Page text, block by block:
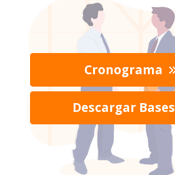
Cronograma
Descargar Bases